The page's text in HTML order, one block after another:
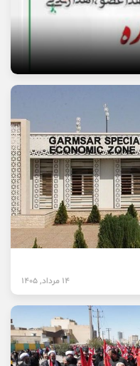
14 مرداد, 1405